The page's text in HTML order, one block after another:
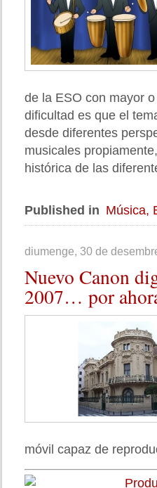
de la ESO con mayor
dificultad es que el
desde diferentes
musicales
histórica de las
Published in Música,
diumenge, 30 de
Nuevo Canon
2007… por
móvil capaz de